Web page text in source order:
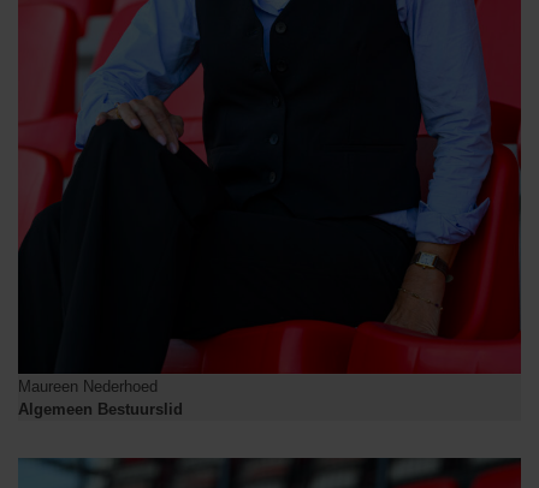
Maureen Nederhoed
Algemeen Bestuurslid